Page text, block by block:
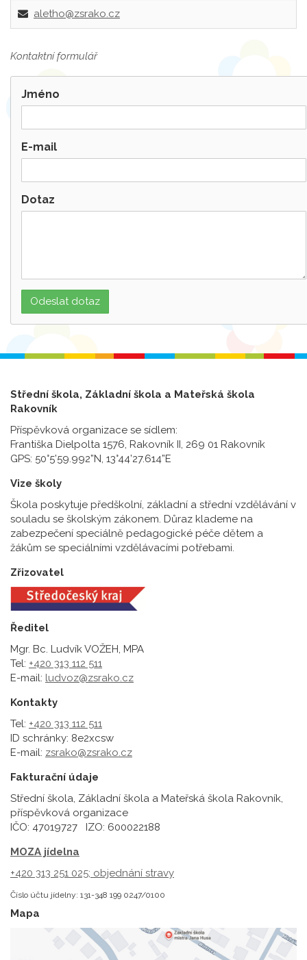
aletho@zsrako.cz
Kontaktní formulář
Jméno
E-mail
Dotaz
Střední škola, Základní škola a Mateřská škola
Rakovník
Příspěvková organizace se sídlem:
Františka Dielpolta 1576, Rakovník II, 269 01 Rakovník
GPS: 50°5’59.992”N, 13°44’27.614”E
Vize školy
Škola poskytuje předškolní, základní a střední vzdělávání v
souladu se školským zákonem. Důraz klademe na
zabezpečení speciálně pedagogické péče dětem a
žákům se speciálními vzdělávacími potřebami.
Zřizovatel
Ředitel
Mgr. Bc. Ludvík VOŽEH, MPA
Tel: +420 313 112 511
E-mail: ludvoz@zsrako.cz
Kontakty
Tel: +420 313 112 511
ID schránky: 8e2xcsw
E-mail: zsrako@zsrako.cz
Fakturační údaje
Střední škola, Základní škola a Mateřská škola Rakovník,
příspěvková organizace
IČO: 47019727 IZO: 600022188
MOZA jídelna
+420 313 251 025; objednání stravy
Číslo účtu jídelny: 131-348 199 0247/0100
Mapa